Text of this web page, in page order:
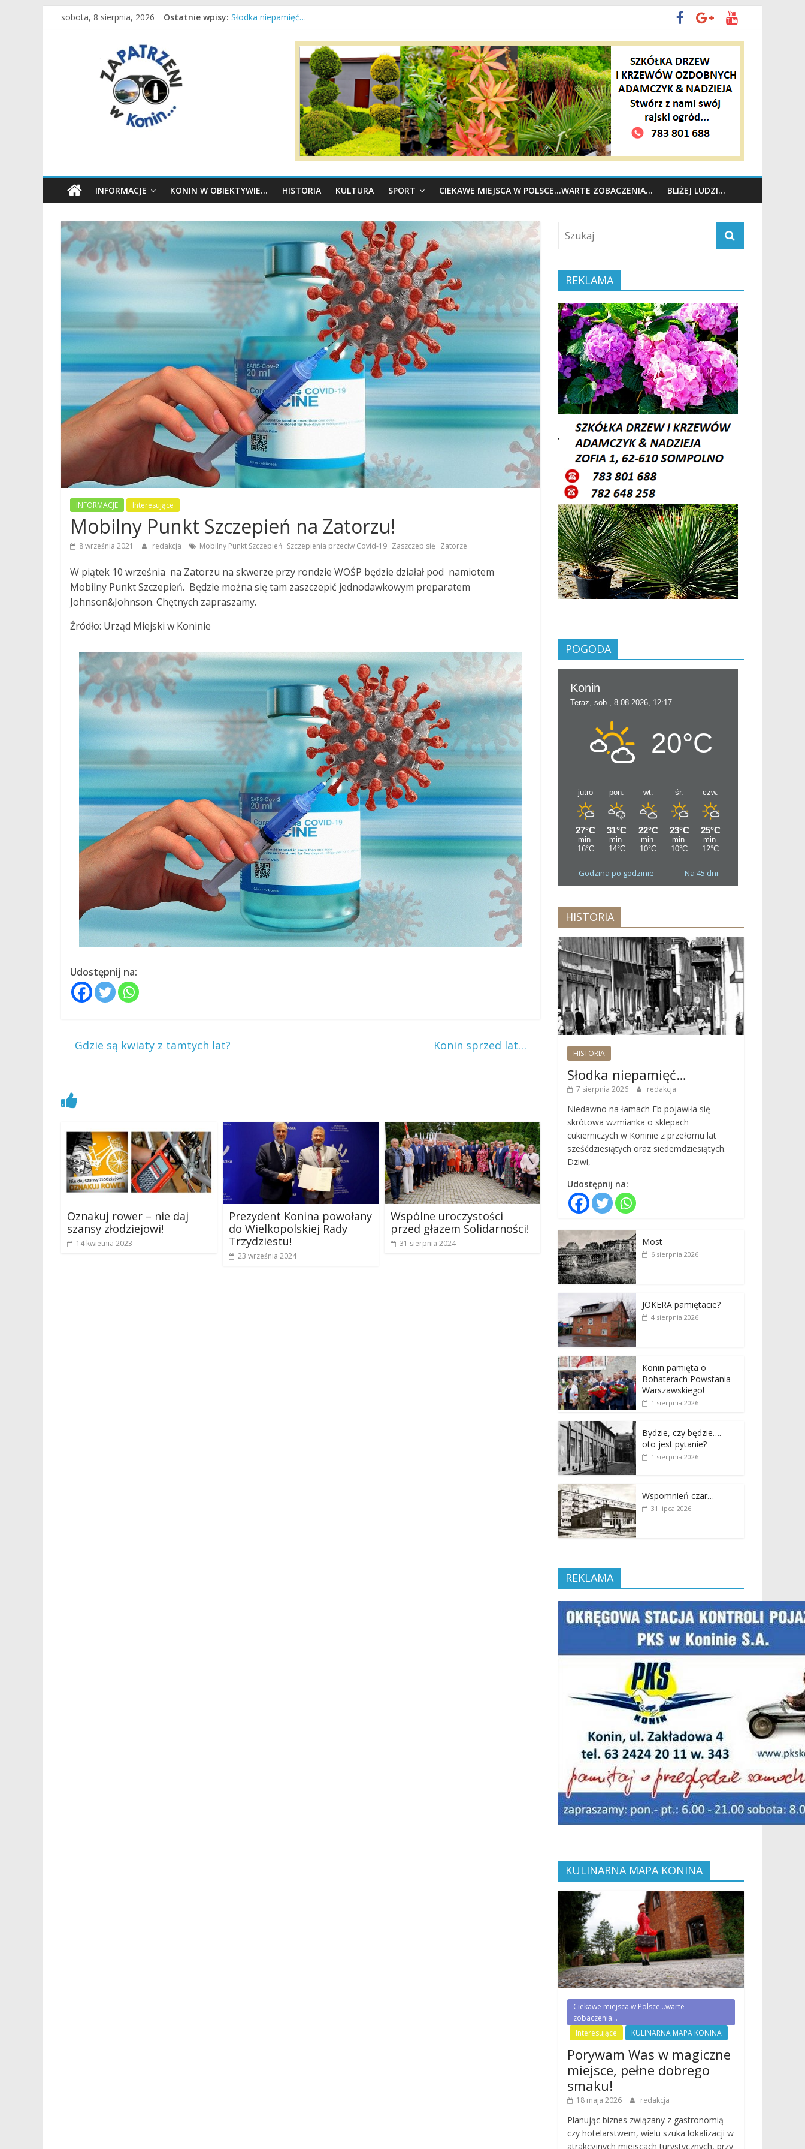
Przejdźsobota, 8 sierpnia, 2026 Ostatnie wpisy: Czas intensywnej pracy dla naszych ciepłowników!
Są wakacje, mamy Przystań Gosławice!
Do Lichenia z konińskim PKS!
36. raz wyruszyli na Jasną Górę
Zapatrzeni
Konin
sport,
Konin,
Koło,
Słupca,
Wielkopolska,
Polska
INFORMACJE KONIN W OBIEKTYWIE… HISTORIA KULTURA SPORT CIEKAWE MIEJSCA W POLSCE…WARTE ZOBACZENIA… BLIŻEJ LUDZI…
INFORMACJE Interesujące
Mobilny Punkt Szczepień na Zatorzu!
8 września 2021 redakcja Mobilny Punkt Szczepień Szczepienia przeciw Covid-19 Zaszczep się Zatorze
W piątek 10 września na Zatorzu na skwerze przy rondzie WOŚP będzie działał pod namiotem
Mobilny Punkt Szczepień. Będzie można się tam zaszczepić jednodawkowym preparatem
Johnson&Johnson. Chętnych zapraszamy.
Źródło: Urząd Miejski w Koninie
Udostępnij na:
Gdzie są kwiaty z tamtych lat? Konin sprzed lat…
Oznakuj rower – nie daj
szansy złodziejowi!
14 kwietnia 2023
Prezydent Konina powołany
do Wielkopolskiej Rady
Trzydziestu!
23 września 2024
Wspólne uroczystości
przed głazem Solidarności!
31 sierpnia 2024
REKLAMA
POGODA
Godzina po godzinie Na 45 dni
HISTORIA
HISTORIA
Słodka niepamięć…
7 sierpnia 2026 redakcja
Niedawno na łamach Fb pojawiła się
skrótowa wzmianka o sklepach
cukierniczych w Koninie z przełomu lat
sześćdziesiątych oraz siedemdziesiątych.
Dziwi,
Udostępnij na:
Most
6 sierpnia 2026
JOKERA pamiętacie?
4 sierpnia 2026
Konin pamięta o
Bohaterach Powstania
Warszawskiego!
1 sierpnia 2026
Bydzie, czy będzie….
oto jest pytanie?
1 sierpnia 2026
Wspomnień czar…
31 lipca 2026
REKLAMA
KULINARNA MAPA KONINA
Ciekawe miejsca w Polsce...warte
zobaczenia...
Interesujące
KULINARNA MAPA KONINA
Porywam Was w magiczne
miejsce, pełne dobrego
smaku!
18 maja 2026 redakcja
Planując biznes związany z gastronomią
czy hotelarstwem, wielu szuka lokalizacji w
atrakcyjnych miejscach turystycznych, przy